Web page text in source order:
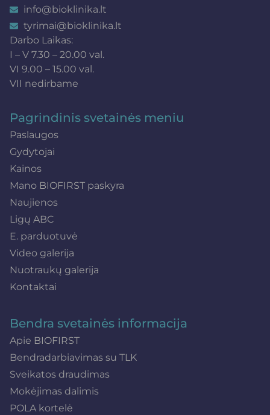
info@bioklinika.lt
tyrimai@bioklinika.lt
Darbo Laikas:
I – V 7.30 – 20.00 val.
VI 9.00 – 15.00 val.
VII nedirbame
Pagrindinis svetainės meniu
Paslaugos
Gydytojai
Kainos
Mano BIOFIRST paskyra
Naujienos
Ligų ABC
E. parduotuvė
Video galerija
Nuotraukų galerija
Kontaktai
Bendra svetainės informacija
Apie BIOFIRST
Bendradarbiavimas su TLK
Sveikatos draudimas
Mokėjimas dalimis
POLA kortelė